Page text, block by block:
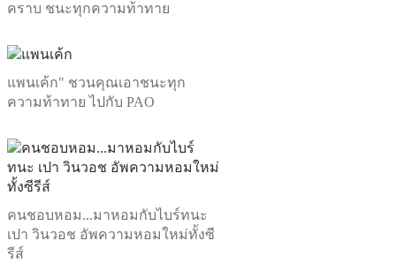
คราบ ชนะทุกความท้าทาย
แพนเค้ก" ชวนคุณเอาชนะทุก
ความท้าทาย ไปกับ PAO
คนชอบหอม...มาหอมกับไบร์ทนะ
เปา วินวอช อัพความหอมใหม่ทั้งซี
รีส์